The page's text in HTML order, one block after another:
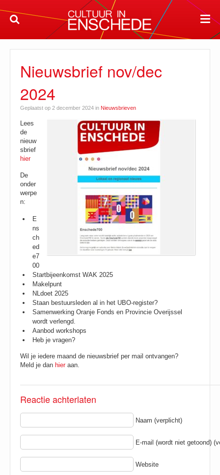
Nieuwsbrief nov/dec
2024
Geplaatst op 2 december 2024 in Nieuwsbrieven
Lees
de
nieuw
sbrief
hier
De
onder
werpe
n:
E
ns
ch
ed
e7
00
Startbijeenkomst WAK 2025
Makelpunt
NLdoet 2025
Staan bestuursleden al in het UBO-register?
Samenwerking Oranje Fonds en Provincie Overijssel
wordt verlengd.
Aanbod workshops
Heb je vragen?
Wil je iedere maand de nieuwsbrief per mail ontvangen?
Meld je dan hieraan.
Reactie achterlaten
Naam (verplicht)
E-mail (wordt niet getoond)
Website